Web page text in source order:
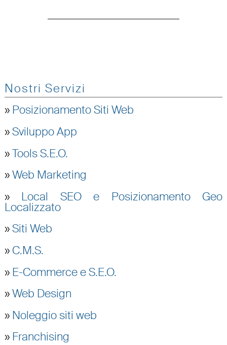
Nostri Servizi
» Posizionamento Siti Web
»Sviluppo App
»Tools S.E.O.
»Web Marketing
» Local SEO e Posizionamento Geo
Localizzato
»Siti Web
» C.M.S.
» E-Commerce e S.E.O.
»Web Design
» Noleggio siti web
» Franchising